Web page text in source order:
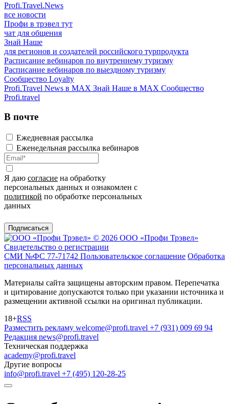
Profi.Travel.News
все новости
Профи в трэвел тут
чат для общения
Знай Наше
для регионов и создателей российского турпродукта
Расписание вебинаров по внутреннему туризму
Расписание вебинаров по выездному туризму
Сообщество Loyalty
Profi.Travel News в MAX Знай Наше в MAX Сообщество
Profi.travel
В почте
Ежедневная рассылка
Еженедельная рассылка вебинаров
Я даю согласие на обработку
персональных данных и ознакомлен с
политикой по обработке персональных
данных
Подписаться
© 2026 ООО «Профи Трэвeл»
Свидетельство о регистрации
СМИ №ФС 77-71742 Пользовательское соглашение Обработка
персональных данных
Материалы сайта защищены авторским правом. Перепечатка
и цитирование допускаются только при указании источника и
размещении активной ссылки на оригинал публикации.
18+RSS
Разместить рекламу welcome@profi.travel +7 (931) 009 69 94
Редакция news@profi.travel
Техническая поддержка
academy@profi.travel
Другие вопросы
info@profi.travel +7 (495) 120-28-25